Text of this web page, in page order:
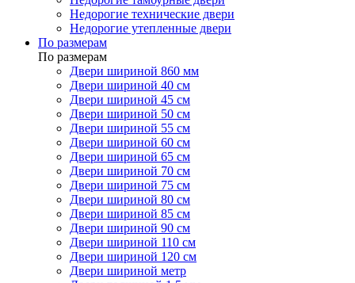
Недорогие технические двери
Недорогие утепленные двери
По размерам
По размерам
Двери шириной 860 мм
Двери шириной 40 см
Двери шириной 45 см
Двери шириной 50 см
Двери шириной 55 см
Двери шириной 60 см
Двери шириной 65 см
Двери шириной 70 см
Двери шириной 75 см
Двери шириной 80 см
Двери шириной 85 см
Двери шириной 90 см
Двери шириной 110 см
Двери шириной 120 см
Двери шириной метр